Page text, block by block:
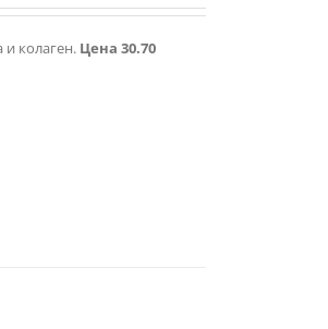
колаген. Цена 30.70